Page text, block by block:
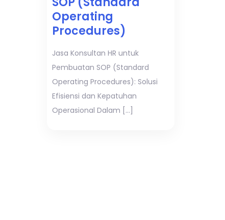
Operating
Procedures)
Jasa Konsultan HR untuk
Pembuatan SOP (Standard
Operating Procedures): Solusi
Efisiensi dan Kepatuhan
Operasional Dalam […]